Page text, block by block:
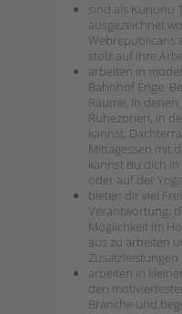
sind als Kununu
ausgezeichnet
Webrepublicans
stolz auf ihre
arbeiten in
Bahnhof Enge.
Räume, in
Ruhezonen, in
kannst,
Mittagessen mit
kannst du dich
oder auf der
bieten dir viel
Verantwortung;
Möglichkeit im
aus zu arbeiten
Zusatzleistungen
arbeiten in
den
Branche und